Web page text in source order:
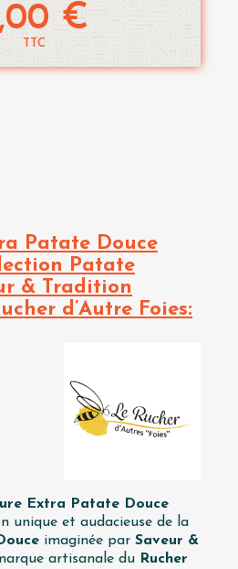
€
TTC
Patate Douce
Patate
& Tradition
d’Autre Foies:
Extra Patate Douce
unique et audacieuse de la
imaginée par Saveur &
artisanale du Rucher